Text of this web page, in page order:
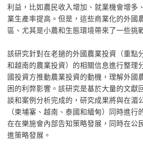
利益，比如農民收入增加、就業機會增多
業生產率提高。但是，這些商業化的外國
區、尤其是小農和生態環境帶來了一些挑
該研究針對在老撾的外國農業投資（重點
和越南的農業投資）的相關信息進行整理
國投資方推動農業投資的動機，理解外國
困的利弊影響。該研究是基於大量的文獻
談和案例分析完成的，研究成果將與在湄
（柬埔寨、越南、泰國和緬甸）同時進行
在在樂施會內部告知策略發展，同時在公
進策略發展。